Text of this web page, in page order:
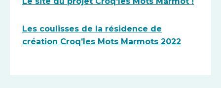
Les coulisses de la résidence de
création Croq’les Mots Marmots 2022